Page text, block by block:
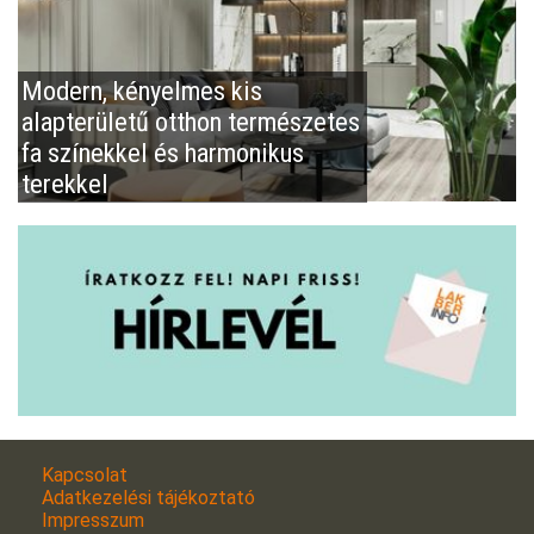
Modern, kényelmes kis
alapterületű otthon természetes
fa színekkel és harmonikus
terekkel
Kapcsolat
Adatkezelési tájékoztató
Impresszum